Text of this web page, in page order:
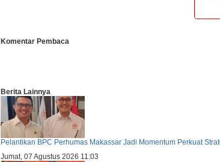
Komentar Pembaca
Berita Lainnya
Pelantikan BPC Perhumas Makassar Jadi Momentum Perkuat
Jumat, 07 Agustus 2026 11:03